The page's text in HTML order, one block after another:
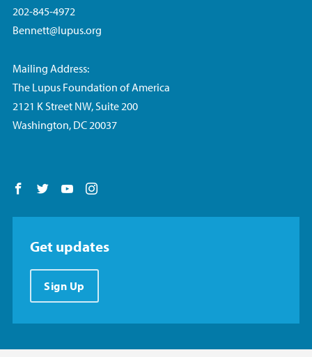
202-845-4972
Bennett@lupus.org
Mailing Address:
The Lupus Foundation of America
2121 K Street NW, Suite 200
Washington, DC 20037
Follow us on Facebook
Follow us on Twitter
Follow us on YouTube
Get updates
Sign Up